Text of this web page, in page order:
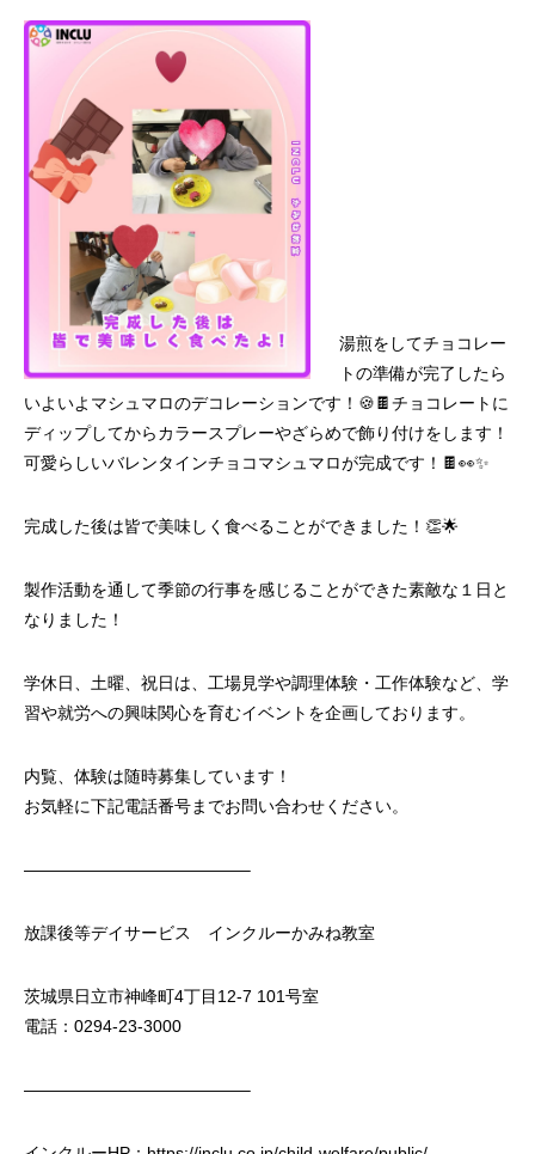
湯煎をしてチョコレー
トの準備が完了したら
いよいよマシュマロのデコレーションです！🍪🍫チョコレートに
ディップしてからカラースプレーやざらめで飾り付けをします！
可愛らしいバレンタインチョコマシュマロが完成です！🍫👀✨
完成した後は皆で美味しく食べることができました！👏🌟
製作活動を通して季節の行事を感じることができた素敵な１日と
なりました！
学休日、土曜、祝日は、工場見学や調理体験・工作体験など、学
習や就労への興味関心を育むイベントを企画しております。
内覧、体験は随時募集しています！
お気軽に下記電話番号までお問い合わせください。
—————————————–
放課後等デイサービス インクルーかみね教室
茨城県日立市神峰町4丁目12-7 101号室
電話：0294-23-3000
—————————————–